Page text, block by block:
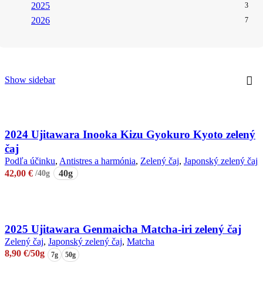
2025 3
2026 7
Show sidebar
2024 Ujitawara Inooka Kizu Gyokuro Kyoto zelený
čaj
Podľa účinku, Antistres a harmónia, Zelený čaj, Japonský zelený čaj
42,00 € /40g 40g
2025 Ujitawara Genmaicha Matcha-iri zelený čaj
Zelený čaj, Japonský zelený čaj, Matcha
8,90 €/50g 7g 50g